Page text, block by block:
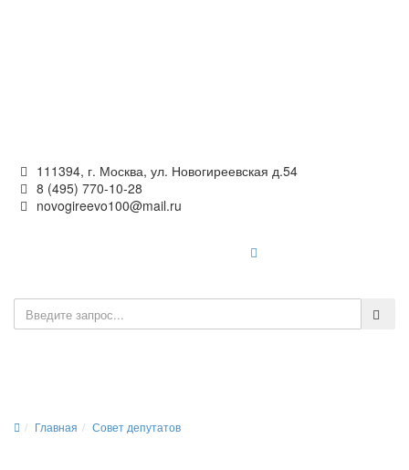
111394, г. Москва, ул. Новогиреевская д.54
8 (495) 770-10-28
novogireevo100@mail.ru
Главная Совет депутатов